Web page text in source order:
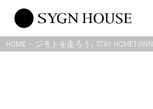
content
HOME ジモトを走ろう。STAY HOMETOWN